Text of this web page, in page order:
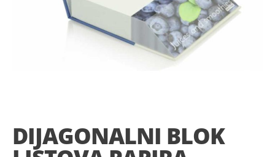
beginning
of
DIJAGONALNI BLOK